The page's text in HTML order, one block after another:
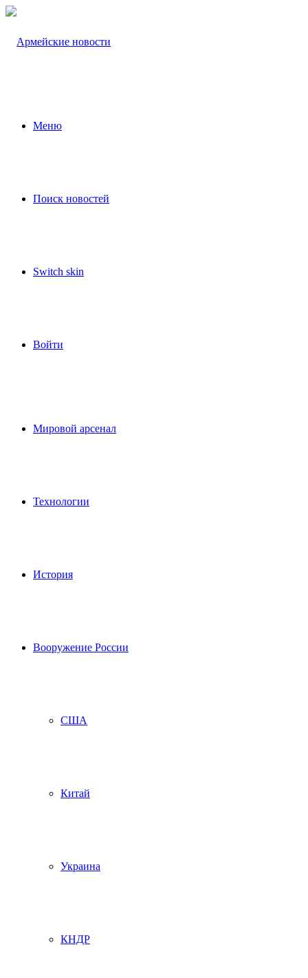
Меню
Поиск новостей
Switch skin
Войти
Мировой арсенал
Технологии
История
Вооружение России
США
Китай
Украина
КНДР